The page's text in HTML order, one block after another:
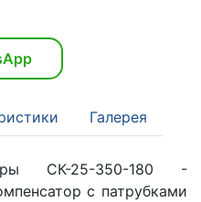
Галерея
СК-25-350-180 -
с патрубками